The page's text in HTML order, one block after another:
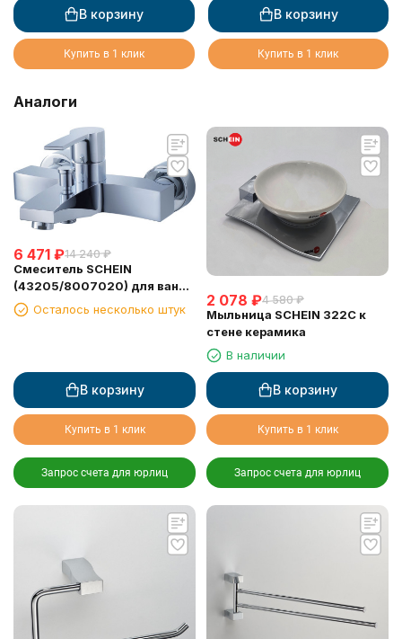
В корзину
Купить в 1 клик
В корзину
Купить в 1 клик
Аналоги
6 471 ₽14 240 ₽
Смеситель SCHEIN
(43205/8007020) для ванны
с лейкой
Осталось несколько штук
В корзину
Купить в 1 клик
Запрос счета для юрлиц
2 078 ₽4 580 ₽
Мыльница SCHEIN 322C к
стене керамика
В наличии
В корзину
Купить в 1 клик
Запрос счета для юрлиц